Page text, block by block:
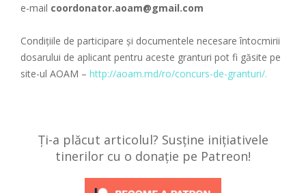
e-mail coordonator.aoam@gmail.com
Condițiile de participare și documentele necesare întocmirii
dosarului de aplicant pentru aceste granturi pot fi găsite pe
site-ul AOAM – http://aoam.md/ro/concurs-de-granturi/.
Ți-a plăcut articolul? Susține inițiativele
tinerilor cu o donație pe Patreon!